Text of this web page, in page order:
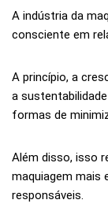
A indústria da
consciente em
A princípio, a
a
formas de
Além disso, isso
maquiagem mais
responsáveis.